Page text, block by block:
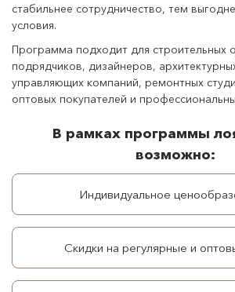
стабильнее сотрудничество, тем
условия.
Программа подходит для строительных
подрядчиков, дизайнеров,
управляющих компаний, ремонтных
оптовых покупателей и
В рамках программы
возможно:
Индивидуальное
Скидки на регулярные и